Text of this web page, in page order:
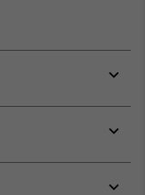
or
or